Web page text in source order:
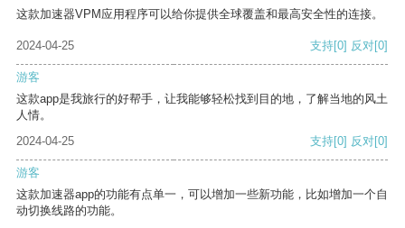
这款加速器VPM应用程序可以给你提供全球覆盖和最高安全性的连接。
2024-04-25 支持[0] 反对[0]
游客
这款app是我旅行的好帮手，让我能够轻松找到目的地，了解当地的风土
人情。
2024-04-25
支持[0] 反对[0]
游客
这款加速器app的功能有点单一，可以增加一些新功能，比如增加一个自
动切换线路的功能。